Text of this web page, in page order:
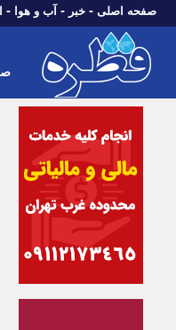
صفحه اصلی - خبر - آب و هوا -